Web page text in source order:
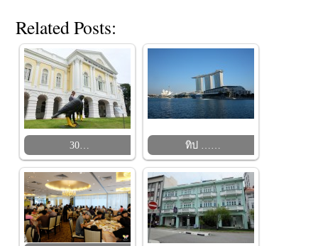
Related Posts:
30… ทิป ……